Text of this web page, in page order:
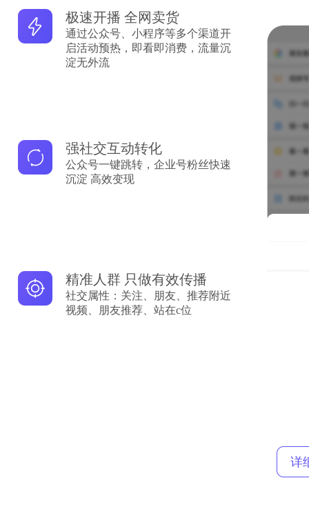
极速开播 全网卖货
通过公众号、小程序等多个渠道开
启活动预热，即看即消费，流量沉
淀无外流
强社交互动转化
公众号一键跳转，企业号粉丝快速
沉淀 高效变现
精准人群 只做有效传播
社交属性：关注、朋友、推荐附近
视频、朋友推荐、站在c位
详